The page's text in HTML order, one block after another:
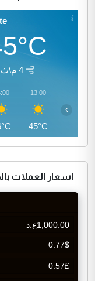
4 م\ث
13:00
45°C
›
اسعار العملات